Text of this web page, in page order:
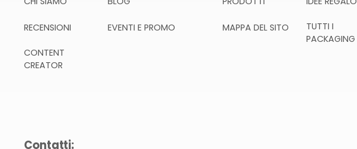
RECENSIONI EVENTI E PROMO
CONTENT
CREATOR
MAPPA DEL SITO
TUTTI I
PACKAGING
Contatti: